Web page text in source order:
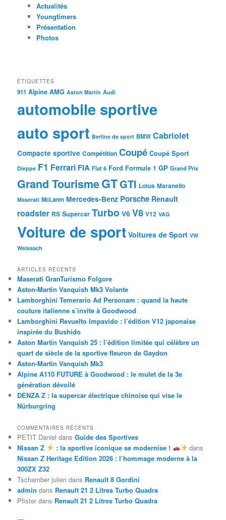
Actualités
Youngtimers
Présentation
Photos
ÉTIQUETTES
911 Alpine AMG Aston Martin Audi
automobile sportive
auto sport Berline de sport BMW Cabriolet
Compacte sportive Compétition Coupé Coupé Sport
Dieppe F1 Ferrari FIA Flat 6 Ford Formule 1 GP Grand Prix
Grand TourismeGTGTI Lotus Maranello
Maserati McLaren Mercedes-Benz Porsche Renault
roadster RS Supercar Turbo V6 V8 V12 VAG
Voiture de sport Voitures de Sport VW
Weissach
ARTICLES RÉCENTS
Maserati GranTurismo Folgore
Aston-Martin Vanquish Mk3 Volante
Lamborghini Temerario Ad Personam : quand la haute
couture italienne s’invite à Goodwood
Lamborghini Revuelto Impavido : l’édition V12 japonaise
inspirée du Bushido
Aston Martin Vanquish 25 : l’édition limitée qui célèbre un
quart de siècle de la sportive fleuron de Gaydon
Aston-Martin Vanquish Mk3
Alpine A110 FUTURE à Goodwood : le mulet de la 3e
génération dévoilé
DENZA Z : la supercar électrique chinoise qui vise le
Nürburgring
COMMENTAIRES RÉCENTS
PETIT Daniel dansGuide des Sportives
Nissan Z
: la sportive iconique se modernise !
dans
Nissan Z Heritage Edition 2026 : l’hommage moderne à la
300ZX Z32
Tschamber julien dans Renault 8 Gordini
admin dans Renault 21 2 Litres Turbo Quadra
Pfister dans Renault 21 2 Litres Turbo Quadra